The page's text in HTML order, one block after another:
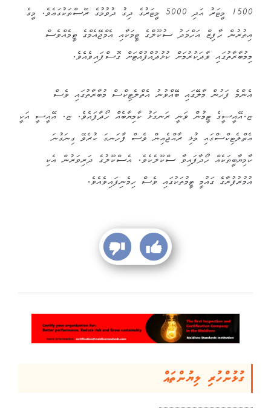
1500 މީޓަރު އަދި 5000 މީޓަރުގެ ދިގު ދުވުމުގެ ރޭސްތަކުގައެވެ. މީގެ
އިތުރުން ހާފިޒް އަހްމަދު ސުކޫލްގެ ޓީމަކާއި އެމްޖޭއެމްގެ ޓީމެއްވެސް
މިމުބާރާތުގައި ވާދަކުރުމަށް ކުޅުދުއްފުއްޓަށް ގޮސްފައިވެއެވެ.
އެންމެ ފަހުން މާލޭގައި ބޭއްވުނު އެތްލެޓިކްސް މުބާރާތުގައި ވެސް
ޏ.އޭއީސީގެ ޓީމުން ވަނީ ރަނގަޅު ކާމިޔާބެއް ހޯދާފައެވެ. ޏ. އޭއީސީ އަކީ
އެތްލެޓިކްސްގައި މުޅި ރާއްޖެއިން ވެސް ފާހަނގަ ކުރެވޭ ގިނަގުނަ
ކާމިޔާބީތަކެއް ހޯދާފައިވާ ސްކޫލެކެވެ. އެސްކޫލުގެ ދަރިވަރުން އެކި
އުމުރުފުރާގެ ގައުމީ ޓީމުތަކުގައި ވެސް ހިމެނިފައިވެއެވެ.
ގުޅުންހުރި ލިޔުންތައް